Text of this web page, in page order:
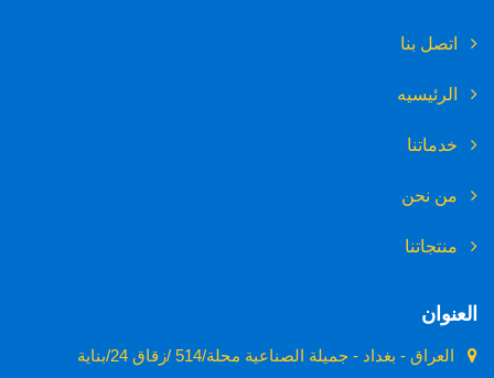
اتصل بنا
الرئيسيه
خدماتنا
من نحن
منتجاتنا
العنوان
العراق - بغداد - جميلة الصناعية محلة/514 /زقاق 24/بناية